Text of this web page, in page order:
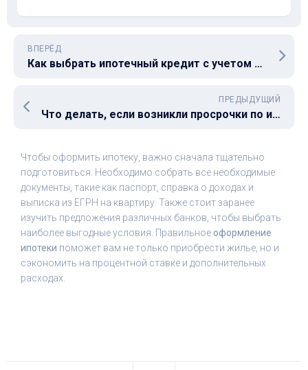
ВПЕРЁД
Как выбрать ипотечный кредит с учетом семейного бюджета: что важно знать?
ПРЕДЫДУЩИЙ
Что делать, если возникли просрочки по ипотеке?
Чтобы оформить ипотеку, важно сначала тщательно
подготовиться. Необходимо собрать все необходимые
документы, такие как паспорт, справка о доходах и
выписка из ЕГРН на квартиру. Также стоит заранее
изучить предложения различных банков, чтобы выбрать
наиболее выгодные условия. Правильное оформление
ипотеки поможет вам не только приобрести жилье, но и
сэкономить на процентной ставке и дополнительных
расходах.